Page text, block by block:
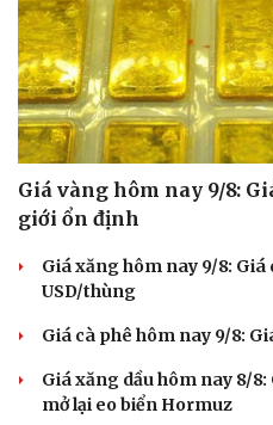
Giá vàng hôm nay 9/8:
giới ổn định
Giá xăng hôm nay 9/8: Giá
USD/thùng
Giá cà phê hôm nay 9/8:
Giá xăng dầu hôm nay 8/
mở lại eo biển Hormuz